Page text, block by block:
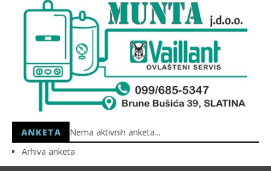
ANKETA
Nema aktivnih anketa...
Arhiva anketa